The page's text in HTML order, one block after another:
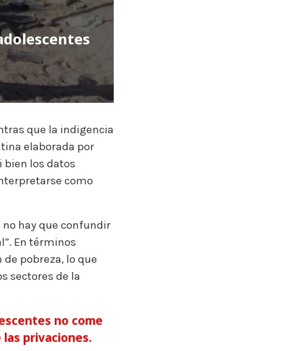
que la indigencia
elaborada por
bien los datos
como
no hay que confundir
En términos
pobreza, lo que
sectores de la
no come
privaciones.